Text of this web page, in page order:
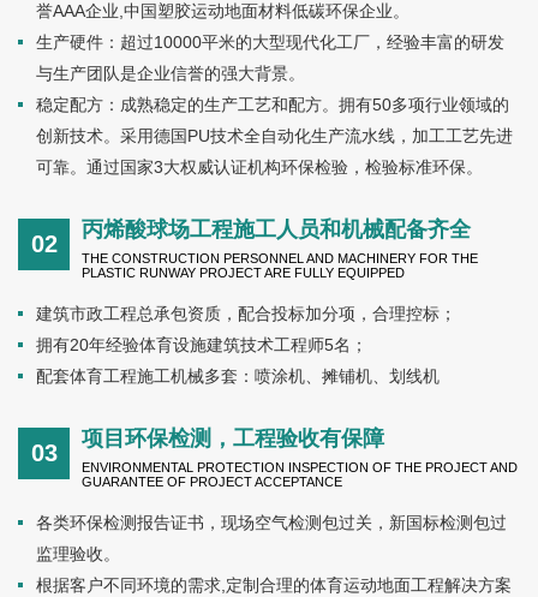
誉AAA企业,中国塑胶运动地面材料低碳环保企业。
生产硬件：超过10000平米的大型现代化工厂，经验丰富的研发
与生产团队是企业信誉的强大背景。
稳定配方：成熟稳定的生产工艺和配方。拥有50多项行业领域的
创新技术。采用德国PU技术全自动化生产流水线，加工工艺先进
可靠。通过国家3大权威认证机构环保检验，检验标准环保。
02
丙烯酸球场工程施工人员和机械配备齐全
THE CONSTRUCTION PERSONNEL AND MACHINERY FOR THE
PLASTIC RUNWAY PROJECT ARE FULLY EQUIPPED
建筑市政工程总承包资质，配合投标加分项，合理控标；
拥有20年经验体育设施建筑技术工程师5名；
配套体育工程施工机械多套：喷涂机、摊铺机、划线机
03
项目环保检测，工程验收有保障
ENVIRONMENTAL PROTECTION INSPECTION OF THE PROJECT AND
GUARANTEE OF PROJECT ACCEPTANCE
各类环保检测报告证书，现场空气检测包过关，新国标检测包过
监理验收。
根据客户不同环境的需求,定制合理的体育运动地面工程解决方案